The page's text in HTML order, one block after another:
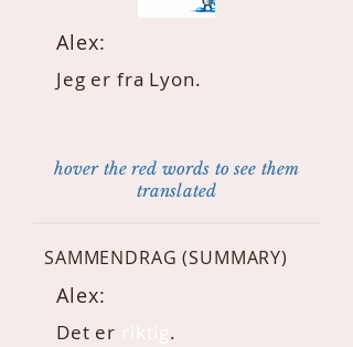
Alex:
Jeg er fra Lyon.
hover the red words to see them
translated
SAMMENDRAG (SUMMARY)
Alex:
Det er .